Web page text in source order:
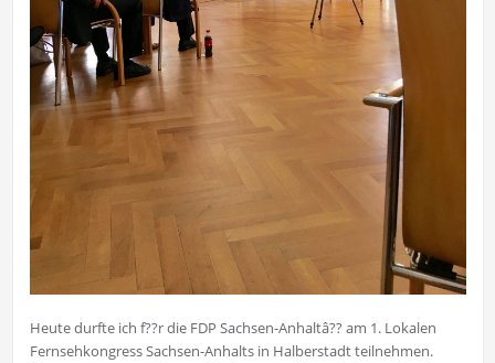
Heute durfte ich f??r die FDP Sachsen-Anhaltâ?? am 1. Lokalen
Fernsehkongress Sachsen-Anhalts in Halberstadt teilnehmen.